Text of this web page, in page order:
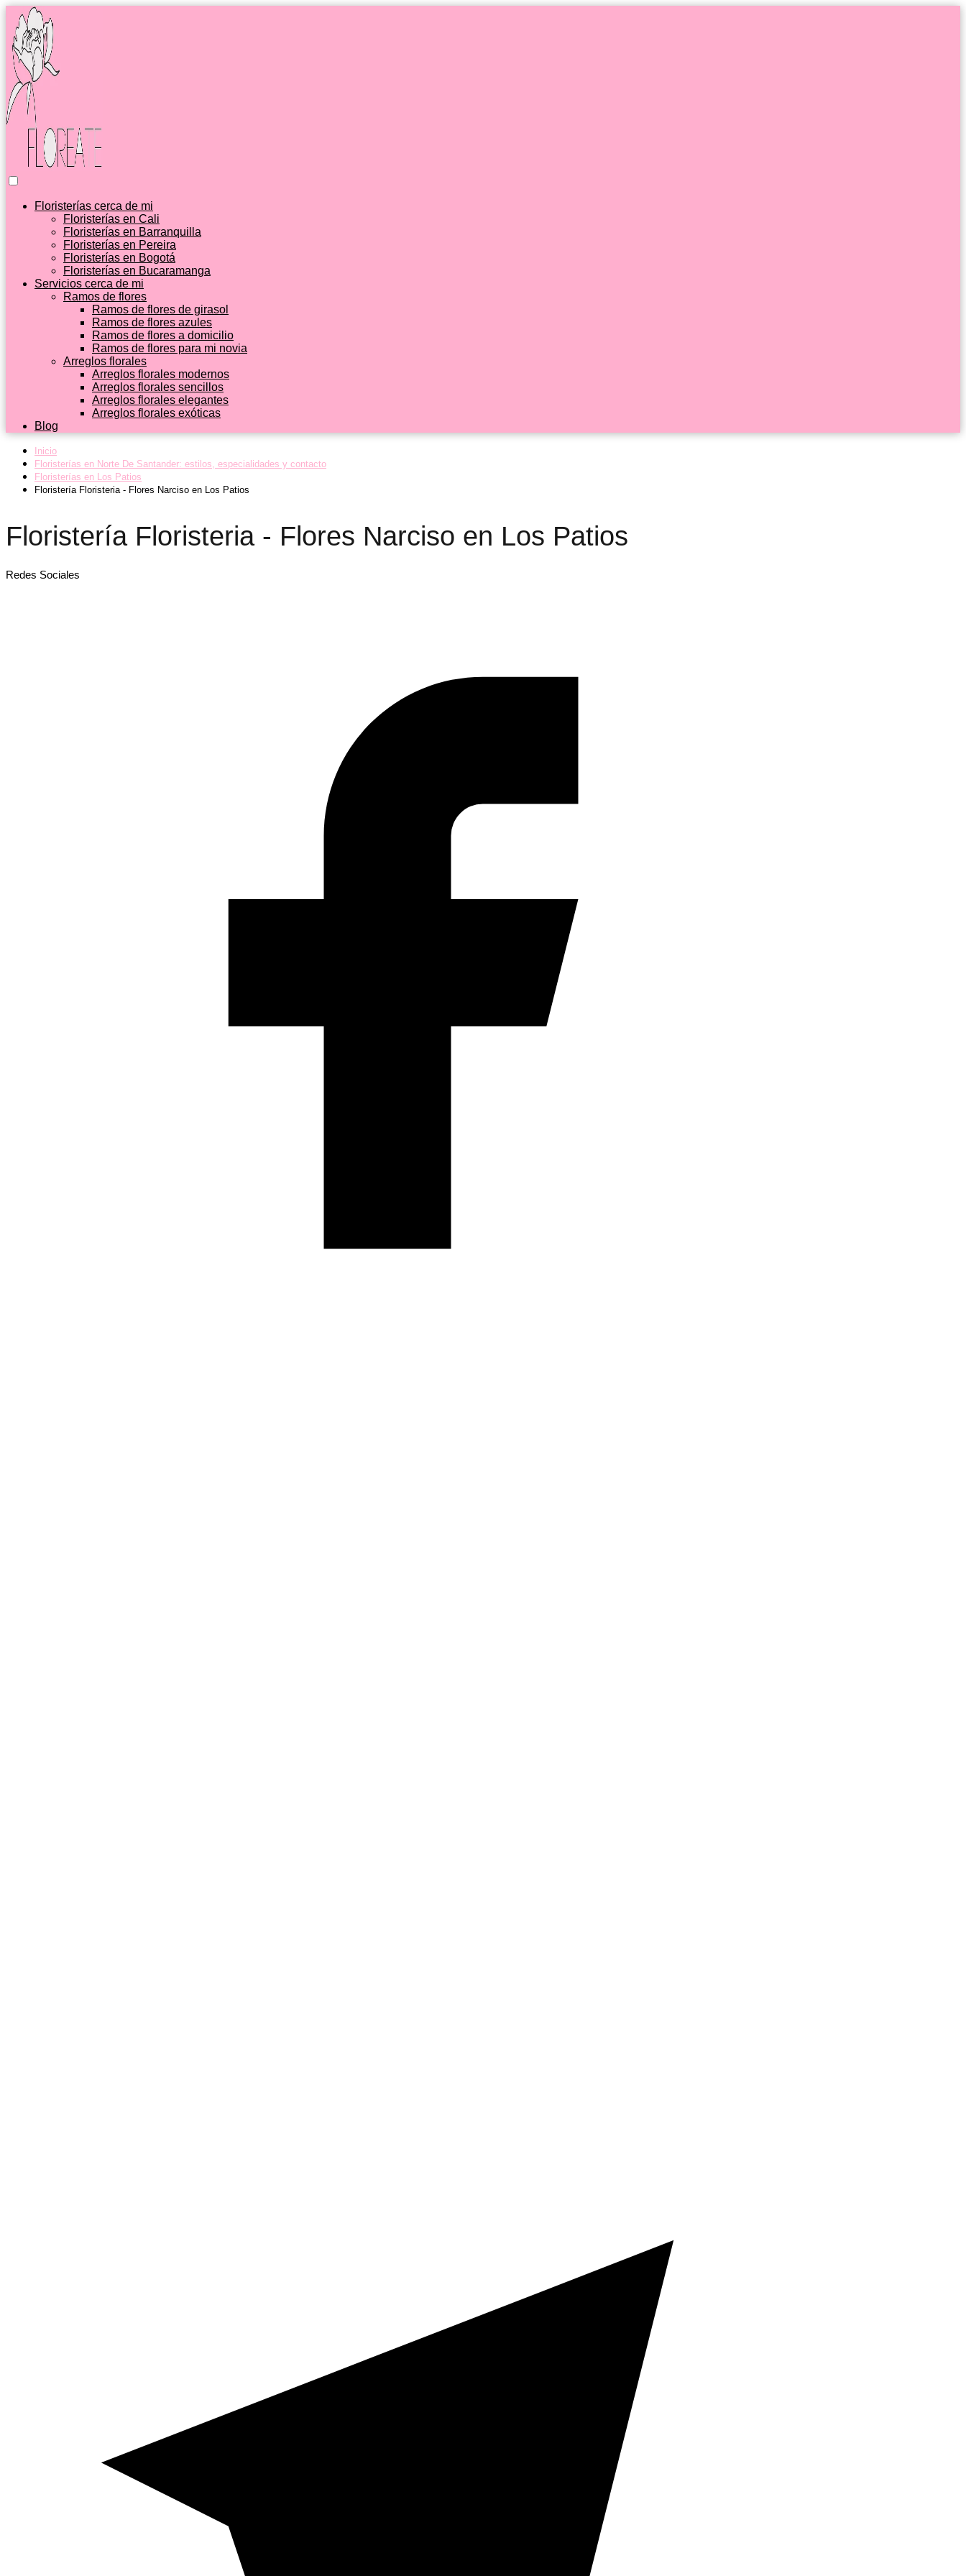
Floristerías cerca de mi
Floristerías en Cali
Floristerías en Barranquilla
Floristerías en Pereira
Floristerías en Bogotá
Floristerías en Bucaramanga
Servicios cerca de mi
Ramos de flores
Ramos de flores de girasol
Ramos de flores azules
Ramos de flores a domicilio
Ramos de flores para mi novia
Arreglos florales
Arreglos florales modernos
Arreglos florales sencillos
Arreglos florales elegantes
Arreglos florales exóticas
Blog
Inicio
Floristerías en Norte De Santander: estilos, especialidades y contacto
Floristerías en Los Patios
Floristería Floristeria - Flores Narciso en Los Patios
Floristería Floristeria - Flores Narciso en Los Patios
Redes Sociales